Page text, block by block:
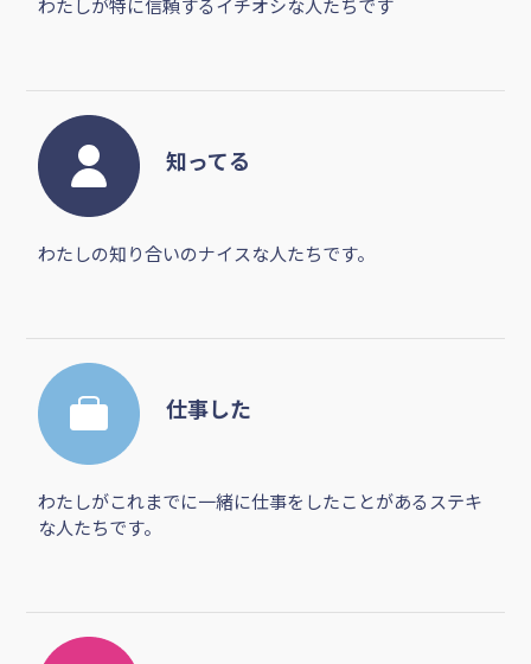
わたしが特に信頼するイチオシな人たちです
知ってる
わたしの知り合いのナイスな人たちです。
仕事した
わたしがこれまでに一緒に仕事をしたことがあるステキ
な人たちです。